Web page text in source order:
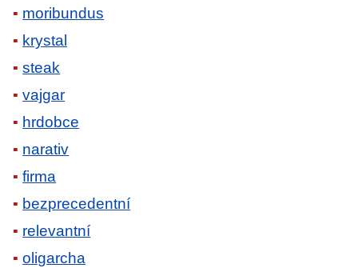
moribundus
krystal
steak
vajgar
hrdobce
narativ
firma
bezprecedentní
relevantní
oligarcha